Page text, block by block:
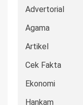
Advertorial
Agama
Artikel
Cek Fakta
Ekonomi
Hankam